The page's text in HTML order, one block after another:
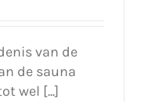
van de
de sauna
wel [...]